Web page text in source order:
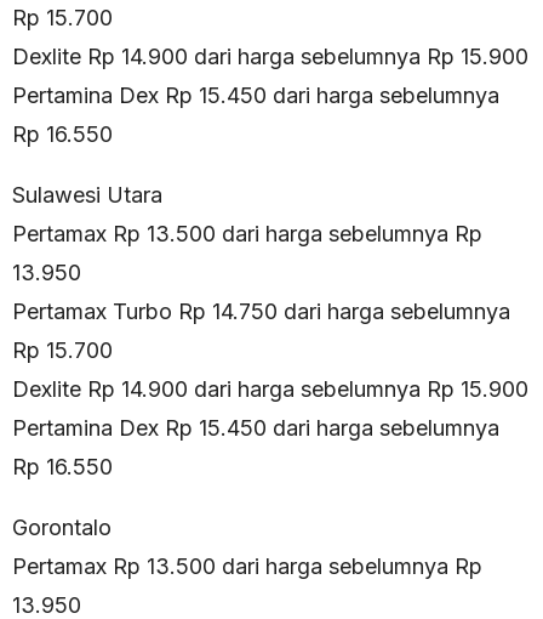
Rp 15.700
Dexlite Rp 14.900 dari harga sebelumnya Rp 15.900
Pertamina Dex Rp 15.450 dari harga sebelumnya
Rp 16.550
Sulawesi Utara
Pertamax Rp 13.500 dari harga sebelumnya Rp
13.950
Pertamax Turbo Rp 14.750 dari harga sebelumnya
Rp 15.700
Dexlite Rp 14.900 dari harga sebelumnya Rp 15.900
Pertamina Dex Rp 15.450 dari harga sebelumnya
Rp 16.550
Gorontalo
Pertamax Rp 13.500 dari harga sebelumnya Rp
13.950